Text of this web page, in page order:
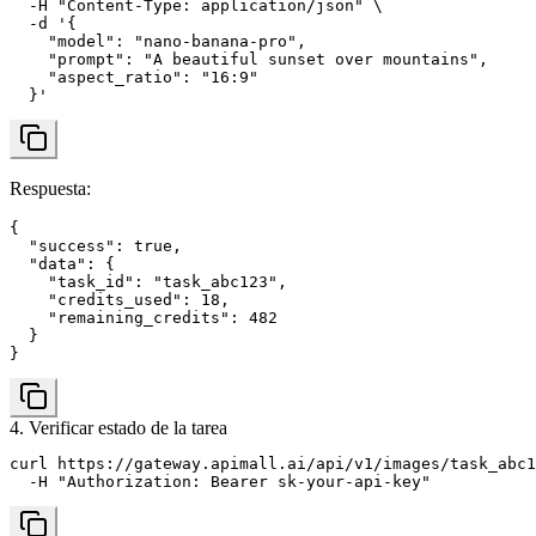
  -H "Content-Type: application/json" \
  -d '{
    "model": "nano-banana-pro",
    "prompt": "A beautiful sunset over mountains",
    "aspect_ratio": "16:9"
  }'
Respuesta:
{
  "success": true,
  "data": {
    "task_id": "task_abc123",
    "credits_used": 18,
    "remaining_credits": 482
  }
}
4. Verificar estado de la tarea
curl https://gateway.apimall.ai/api/v1/images/
  -H "Authorization: Bearer sk-your-api-key"